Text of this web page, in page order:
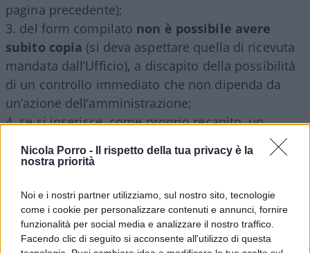
Nicola Porro -
Il rispetto della tua privacy è la
nostra priorità
Noi e i nostri partner utilizziamo, sul nostro sito, tecnologie
come i cookie per personalizzare contenuti e annunci, fornire
funzionalità per social media e analizzare il nostro traffico.
Facendo clic di seguito si acconsente all'utilizzo di questa
pagina precedente);
del form compilato non è possibile avere
subito copia (si deva aspettare quella di ricevuta
mandata dall’Ufficio), a discapito della possibilità
di un controllo immediato che non dipenda da
un’azione dell’amministrazione;
se si inserisce, come proprio recapito, un
indirizzo PEC (è pur vero che c’è una finestra da
aprire appositamente per leggerne il contenuto,
per avvertire che, a causa dell’indicazione di
casella PEC,la domanda non ha avuto buon
finee non verrà presa in considerazione;